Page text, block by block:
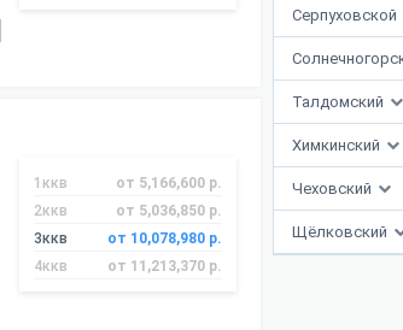
Серпуховской
Талдомский
Химкинский
Чеховский
Щёлковский
1ккв
от 5,166,600 р.
2ккв
от 5,036,850 р.
3ккв
от 10,078,980 р.
4ккв
от 11,213,370 р.